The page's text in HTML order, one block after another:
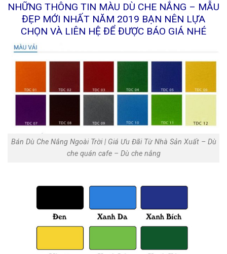
NHỮNG THÔNG TIN MÀU DÙ CHE NẮNG – MẪU
ĐẸP MỚI NHẤT NĂM 2019 BẠN NÊN LỰA
CHỌN VÀ LIÊN HỆ ĐỂ ĐƯỢC BÁO GIÁ NHÉ
Bán Dù Che Nắng Ngoài Trời | Giá Ưu Đãi Từ Nhà Sản Xuất‎ – Dù
che quán cafe – Dù che nắng